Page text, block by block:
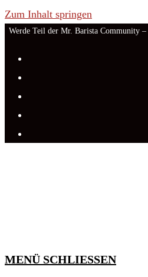
Zum Inhalt springen
Werde Teil der Mr. Barista Community –
MENÜ SCHLIESSEN